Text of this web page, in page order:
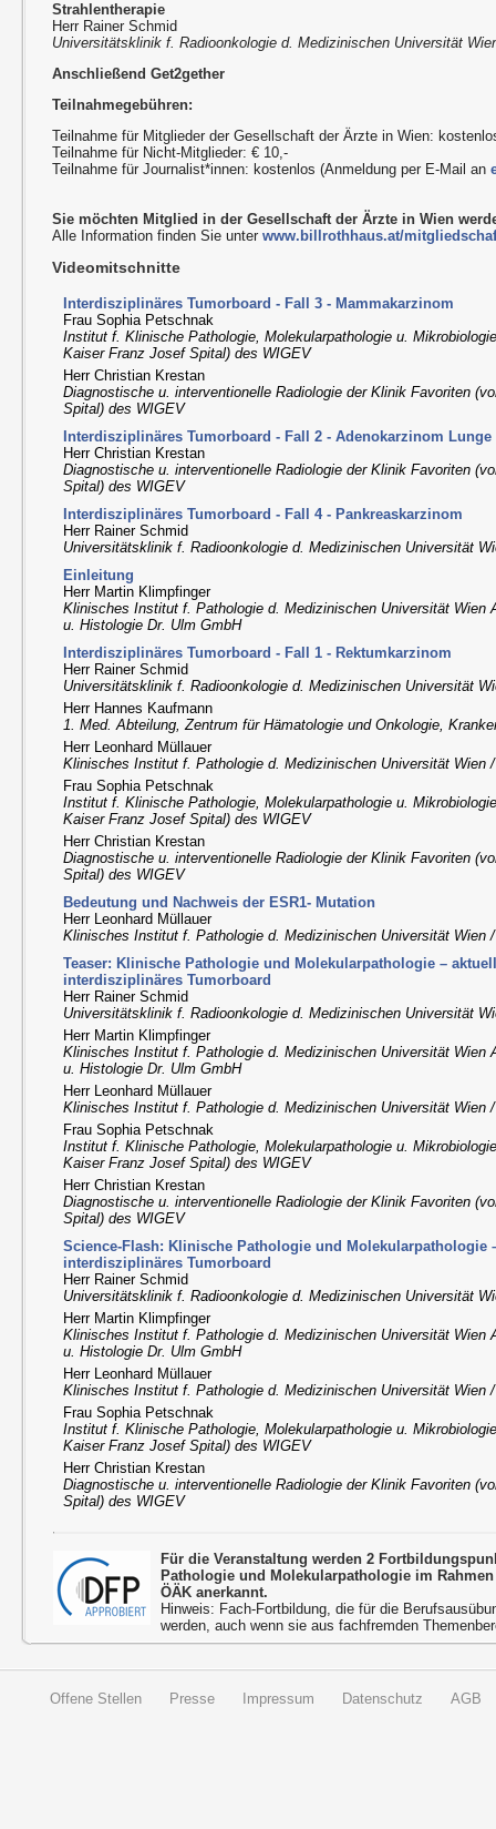
Strahlentherapie
Herr Rainer Schmid
Universitätsklinik f. Radioonkologie d. Medizinischen Universität
Anschließend Get2gether
Teilnahmegebühren:
Teilnahme für Mitglieder der Gesellschaft der Ärzte in Wien:
Teilnahme für Nicht-Mitglieder: € 10,-
Teilnahme für Journalist*innen: kostenlos (Anmeldung per E-Mail an
Sie möchten Mitglied in der Gesellschaft der Ärzte in Wien
Alle Information finden Sie unterwww.billrothhaus.at/
Videomitschnitte
Interdisziplinäres Tumorboard - Fall 3 - Mammakarzinom
Frau Sophia Petschnak
Institut f. Klinische Pathologie, Molekularpathologie u.
Kaiser Franz Josef Spital) des WIGEV
Herr Christian Krestan
Diagnostische u. interventionelle Radiologie der Klinik Favoriten
Spital) des WIGEV
Interdisziplinäres Tumorboard - Fall 2 - Adenokarzinom Lunge
Herr Christian Krestan
Diagnostische u. interventionelle Radiologie der Klinik Favoriten
Spital) des WIGEV
Interdisziplinäres Tumorboard - Fall 4 - Pankreaskarzinom
Herr Rainer Schmid
Universitätsklinik f. Radioonkologie d. Medizinischen Universität
Einleitung
Herr Martin Klimpfinger
Klinisches Institut f. Pathologie d. Medizinischen Universität Wien
u. Histologie Dr. Ulm GmbH
Interdisziplinäres Tumorboard - Fall 1 - Rektumkarzinom
Herr Rainer Schmid
Universitätsklinik f. Radioonkologie d. Medizinischen Universität
Herr Hannes Kaufmann
1. Med. Abteilung, Zentrum für Hämatologie und Onkologie,
Herr Leonhard Müllauer
Klinisches Institut f. Pathologie d. Medizinischen Universität Wien
Frau Sophia Petschnak
Institut f. Klinische Pathologie, Molekularpathologie u.
Kaiser Franz Josef Spital) des WIGEV
Herr Christian Krestan
Diagnostische u. interventionelle Radiologie der Klinik Favoriten
Spital) des WIGEV
Bedeutung und Nachweis der ESR1- Mutation
Herr Leonhard Müllauer
Klinisches Institut f. Pathologie d. Medizinischen Universität Wien
Teaser: Klinische Pathologie und Molekularpathologie –
interdisziplinäres Tumorboard
Herr Rainer Schmid
Universitätsklinik f. Radioonkologie d. Medizinischen Universität
Herr Martin Klimpfinger
Klinisches Institut f. Pathologie d. Medizinischen Universität Wien
u. Histologie Dr. Ulm GmbH
Herr Leonhard Müllauer
Klinisches Institut f. Pathologie d. Medizinischen Universität Wien
Frau Sophia Petschnak
Institut f. Klinische Pathologie, Molekularpathologie u.
Kaiser Franz Josef Spital) des WIGEV
Herr Christian Krestan
Diagnostische u. interventionelle Radiologie der Klinik Favoriten
Spital) des WIGEV
Science-Flash: Klinische Pathologie und Molekularpathologie
interdisziplinäres Tumorboard
Herr Rainer Schmid
Universitätsklinik f. Radioonkologie d. Medizinischen Universität
Herr Martin Klimpfinger
Klinisches Institut f. Pathologie d. Medizinischen Universität Wien
u. Histologie Dr. Ulm GmbH
Herr Leonhard Müllauer
Klinisches Institut f. Pathologie d. Medizinischen Universität Wien
Frau Sophia Petschnak
Institut f. Klinische Pathologie, Molekularpathologie u.
Kaiser Franz Josef Spital) des WIGEV
Herr Christian Krestan
Diagnostische u. interventionelle Radiologie der Klinik Favoriten
Spital) des WIGEV
Für die Veranstaltung werden 2
Pathologie und Molekularpathologie im
ÖÄK anerkannt.
Hinweis: Fach-Fortbildung, die für die
werden, auch wenn sie aus fachfremden
Offene Stellen Presse Impressum Datenschutz AGB